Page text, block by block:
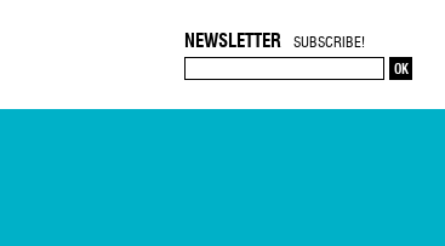
NEWSLETTER SUBSCRIBE!